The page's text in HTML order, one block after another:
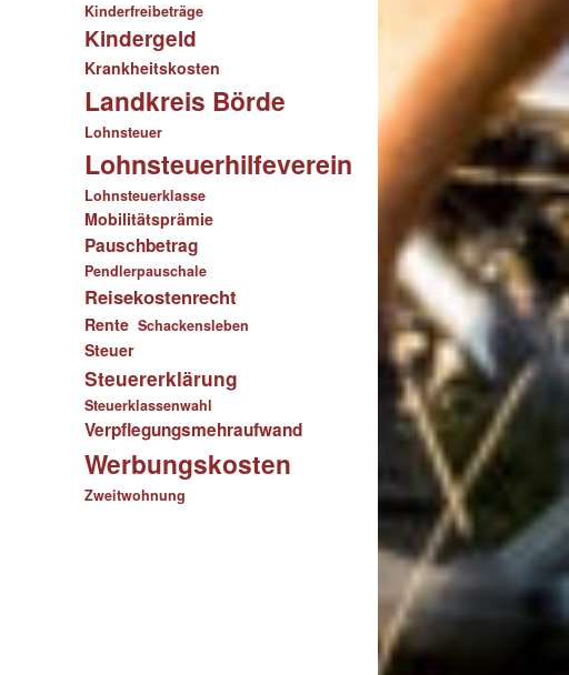
Kinderfreibeträge
Kindergeld
Krankheitskosten
Landkreis Börde
Lohnsteuer
Lohnsteuerhilfeverein
Lohnsteuerklasse
Mobilitätsprämie
Pauschbetrag
Pendlerpauschale
Reisekostenrecht
Rente Schackensleben
Steuer
Steuererklärung
Steuerklassenwahl
Verpflegungsmehraufwand
Werbungskosten
Zweitwohnung